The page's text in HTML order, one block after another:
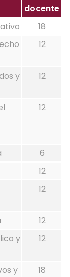
docente
18
12
y
12
12
6
12
12
12
y
12
y
18